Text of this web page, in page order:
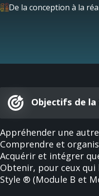
De la conception à la
Objectifs de
Appréhender une
Comprendre et
Acquérir et intégrer
Obtenir, pour ceux qui
Style ® (Module B et